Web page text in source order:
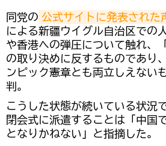
同党の 公式サイトに発表された
による新疆ウイグル自治区での
や香港への弾圧について触れ、
の取り決めに反するものであり
ンピック憲章とも両立しえない
判。
こうした状態が続いている状況
閉会式に派遣することは「中国
となりかねない」と指摘した。